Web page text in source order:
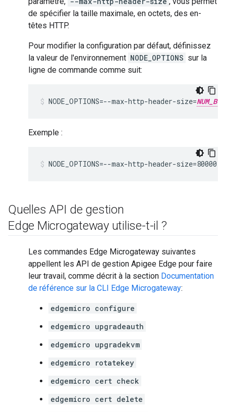
de spécifier la taille maximale, en octets, des en-
têtes HTTP.
Pour modifier la configuration par défaut, définissez
la valeur de l'environnement NODE_OPTIONS sur la
ligne de commande comme suit:
NODE_OPTIONS=--max-http-header-size=
Exemple :
NODE_OPTIONS=--max-http-header-size=80000
Quelles API de gestion
Edge Microgateway utilise-t-il ?
Les commandes Edge Microgateway suivantes
appellent les API de gestion Apigee Edge pour faire
leur travail, comme décrit à la section Documentation
de référence sur la CLI Edge Microgateway:
edgemicro configure
edgemicro upgradeauth
edgemicro upgradekvm
edgemicro rotatekey
edgemicro cert check
edgemicro cert delete